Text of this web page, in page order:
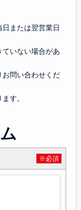
または翌営業日
ていない場合があ
お問い合わせくだ
す。
※必須